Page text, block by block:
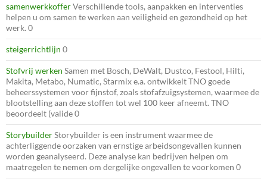
samenwerkkofferVerschillende tools, aanpakken en interventies
helpen u om samen te werken aan veiligheid en gezondheid op het
werk. 0
steigerrichtlijn 0
Stofvrij werken Samen met Bosch, DeWalt, Dustco, Festool, Hilti,
Makita, Metabo, Numatic, Starmix e.a. ontwikkelt TNO goede
beheerssystemen voor fijnstof, zoals stofafzuigsystemen, waarmee de
blootstelling aan deze stoffen tot wel 100 keer afneemt. TNO
beoordeelt (valide 0
StorybuilderStorybuilder is een instrument waarmee de
achterliggende oorzaken van ernstige arbeidsongevallen kunnen
worden geanalyseerd. Deze analyse kan bedrijven helpen om
maatregelen te nemen om dergelijke ongevallen te voorkomen 0